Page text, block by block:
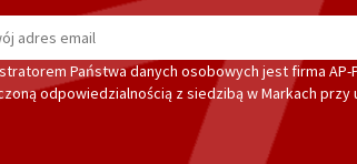
Państwa danych osobowych jest firma AP-
odpowiedzialnością z siedzibą w Markach przy